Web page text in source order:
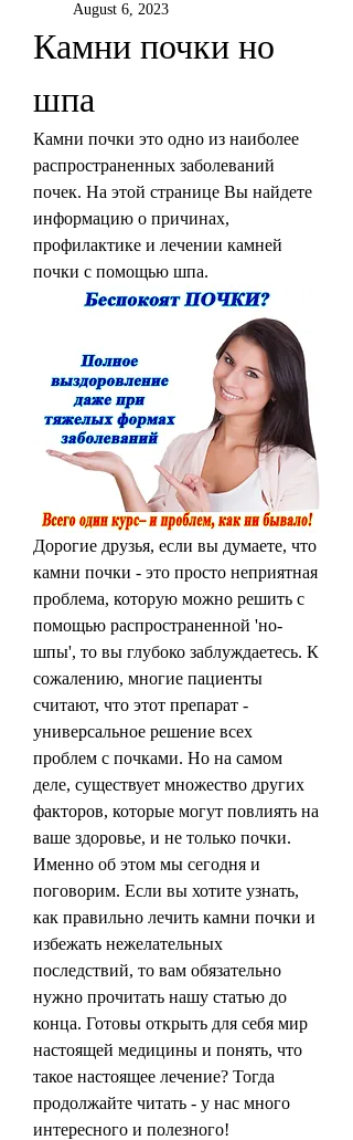
August 6, 2023
Камни почки но
шпа
Камни почки это одно из наиболее
распространенных заболеваний
почек. На этой странице Вы найдете
информацию о причинах,
профилактике и лечении камней
почки с помощью шпа.
Дорогие друзья, если вы думаете, что
камни почки - это просто неприятная
проблема, которую можно решить с
помощью распространенной 'но-
шпы', то вы глубоко заблуждаетесь. К
сожалению, многие пациенты
считают, что этот препарат -
универсальное решение всех
проблем с почками. Но на самом
деле, существует множество других
факторов, которые могут повлиять на
ваше здоровье, и не только почки.
Именно об этом мы сегодня и
поговорим. Если вы хотите узнать,
как правильно лечить камни почки и
избежать нежелательных
последствий, то вам обязательно
нужно прочитать нашу статью до
конца. Готовы открыть для себя мир
настоящей медицины и понять, что
такое настоящее лечение? Тогда
продолжайте читать - у нас много
интересного и полезного!